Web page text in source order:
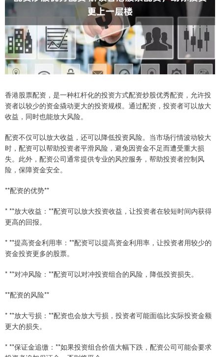
香港股票配资，是一种杠杆化的投资方式配资炒股优秀配资，允许投
资者以较少的资金撬动更大的投资规模。通过配资，投资者可以放大
收益，同时也能放大风险。
配资不仅可以放大收益，还可以降低投资风险。当市场行情波动较大
时，配资可以帮助投资者平滑风险，避免因资金不足而遭受重大损
失。此外，配资公司通常提供专业的风控服务，帮助投资者控制风
险，保障资金安全。
**配资的优势**
* **放大收益：**配资可以放大投资收益，让投资者在较短时间内获得
更高的回报。
* **提高资金利用率：**配资可以提高资金利用率，让投资者用较少的
资金投资更多的股票。
* **对冲风险：**配资可以对冲投资组合的风险，降低投资损失。
**配资的风险**
* **放大亏损：**配资也会放大亏损，投资者可能面临比实际投资金额
更大的损失。
* **保证金追缴：**如果投资组合价值大幅下跌，配资公司可能会要求